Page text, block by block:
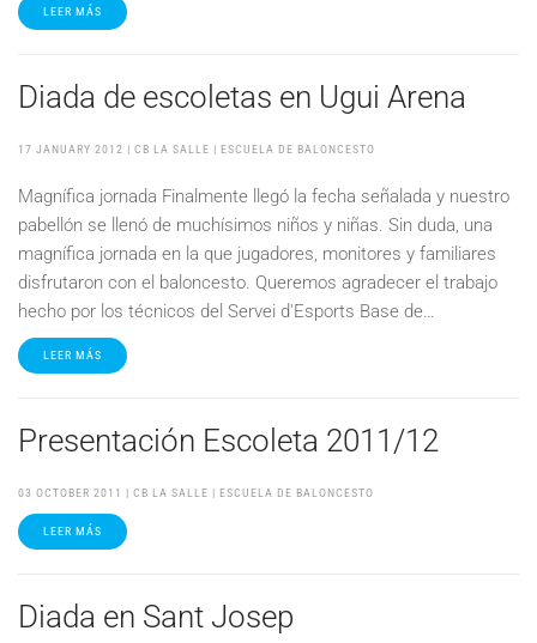
LEER MÁS
Diada de escoletas en Ugui Arena
17 JANUARY 2012 | CB LA SALLE | ESCUELA DE BALONCESTO
Magnífica jornada Finalmente llegó la fecha señalada y nuestro
pabellón se llenó de muchísimos niños y niñas. Sin duda, una
magnífica jornada en la que jugadores, monitores y familiares
disfrutaron con el baloncesto. Queremos agradecer el trabajo
hecho por los técnicos del Servei d'Esports Base de…
LEER MÁS
Presentación Escoleta 2011/12
03 OCTOBER 2011 | CB LA SALLE | ESCUELA DE BALONCESTO
LEER MÁS
Diada en Sant Josep